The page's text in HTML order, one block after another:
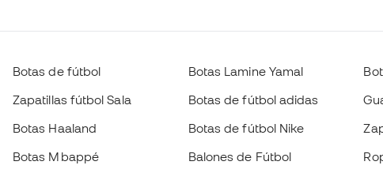
Botas de fútbol
Zapatillas fútbol Sala
Botas Haaland
Botas Mbappé
Botas Lamine Yamal
Botas de fútbol adidas
Botas de fútbol Nike
Balones de Fútbol